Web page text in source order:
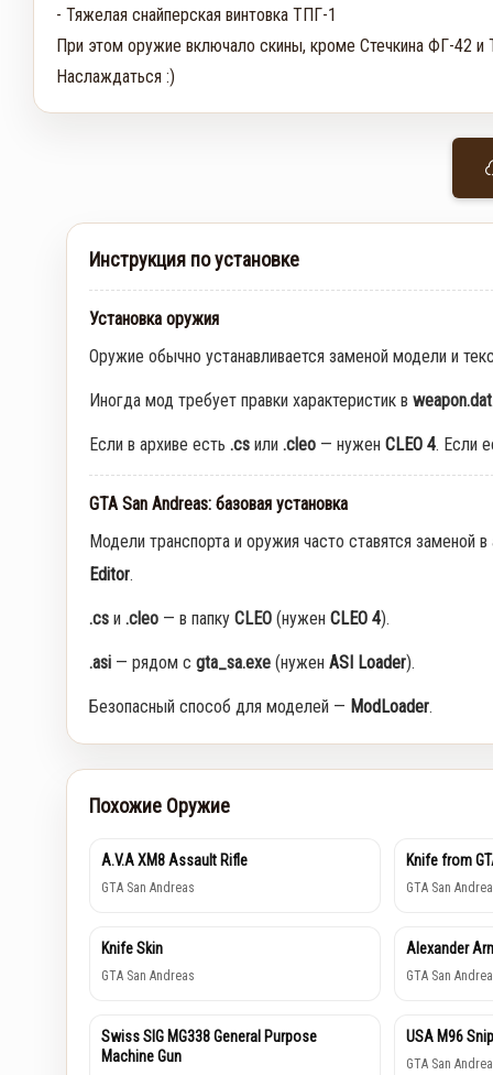
- Тяжелая снайперская винтовка ТПГ-1
При этом оружие включало скины, кроме Стечкина ФГ-42 и
Наслаждаться :)
Инструкция по установке
Установка оружия
Оружие обычно устанавливается заменой модели и
Иногда мод требует правки характеристик в weapon.dat
Если в архиве есть .cs или .cleo — нужен CLEO 4. Если
GTA San Andreas: базовая установка
Модели транспорта и оружия часто ставятся заменой
Editor.
.cs и .cleo — в папку CLEO (нужен CLEO 4).
.asi — рядом с gta_sa.exe (нужен ASI Loader).
Безопасный способ для моделей — ModLoader.
Похожие Оружие
A.V.A XM8 Assault Rifle
GTA San Andreas
Knife from
GTA San
Knife Skin
GTA San Andreas
Alexander
GTA San
Swiss SIG MG338 General Purpose
Machine Gun
USA M96
GTA San